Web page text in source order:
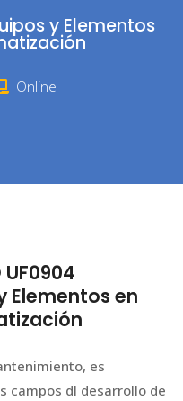
y Elementos
Online
UF0904
Elementos en
es
campos dl desarrollo de